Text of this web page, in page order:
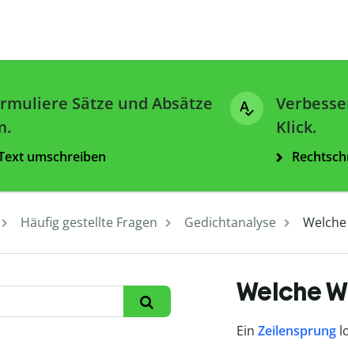
Sätze und Absätze
umschreiben
Klick.
Häufig gestellte Fragen Gedichtanalyse
Welche
Ein Zeilensprung